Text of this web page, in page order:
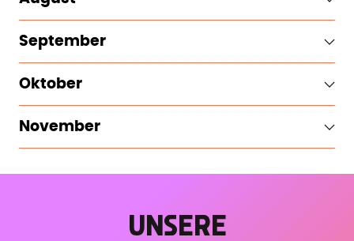
September
Oktober
November
UNSERE